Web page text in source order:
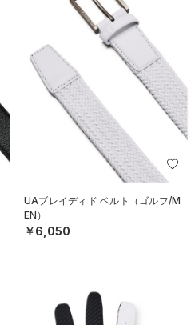
UAブレイディド ベルト（ゴルフ/M
EN）
￥6,050